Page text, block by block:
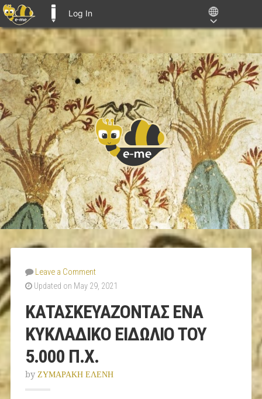
Log In
Leave a Comment
Updated on May 29, 2021
ΚΑΤΑΣΚΕΥΑΖΟΝΤΑΣ ΕΝΑ
ΚΥΚΛΑΔΙΚΟ ΕΙΔΩΛΙΟ ΤΟΥ
5.000 Π.Χ.
by ΖΥΜΑΡΑΚΗ ΕΛΕΝΗ